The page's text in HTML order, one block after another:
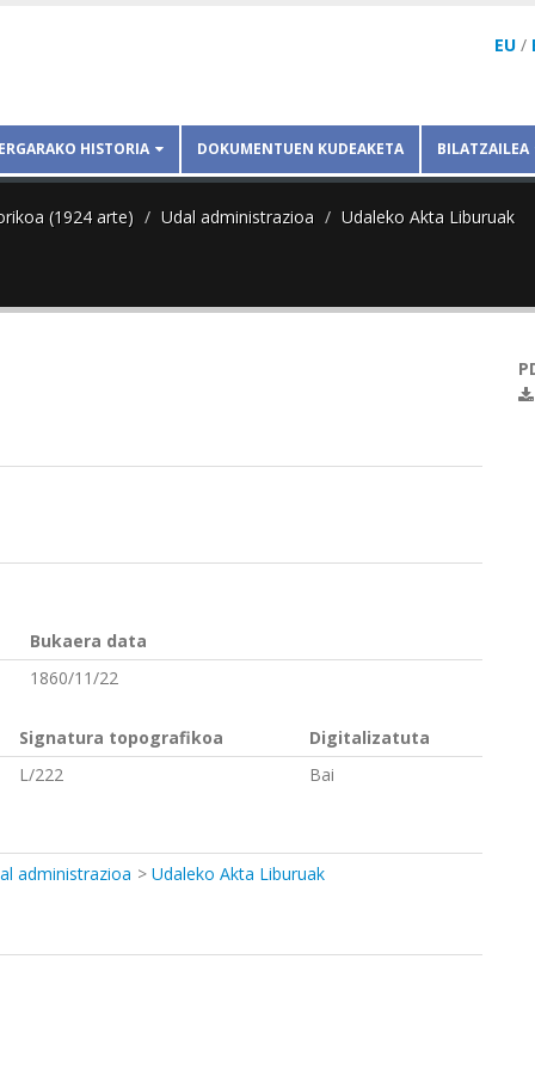
EU /
HISTORIA DOKUMENTUEN KUDEAKETA BILATZAILEA
(1924 arte) Udal administrazioa Udaleko Akta Liburuak
Bukaera data
1860/11/22
Signatura topografikoa
Digitalizatuta
L/222 Bai
administrazioa Udaleko Akta Liburuak